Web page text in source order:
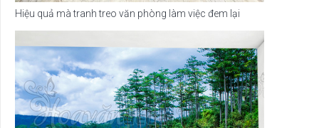
Hiệu quả mà tranh treo văn phòng làm việc đem lại